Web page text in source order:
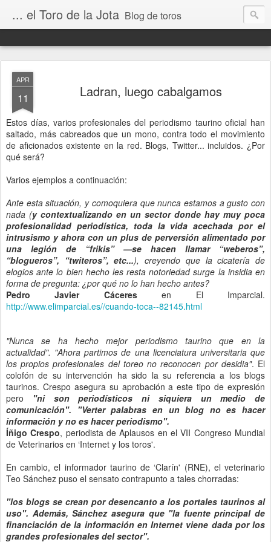
... el Toro de la Jota Blog de toros
APR
11 Ladran, luego cabalgamos
Estos días, varios profesionales del periodismo taurino oficial han
saltado, más cabreados que un mono, contra todo el movimiento
de aficionados existente en la red. Blogs, Twitter... incluidos. ¿Por
qué será?
Varios ejemplos a continuación:
Ante esta situación, y comoquiera que nunca estamos a gusto con
nada (y contextualizando en un sector donde hay muy poca
profesionalidad periodística, toda la vida acechada por el
intrusismo y ahora con un plus de perversión alimentado por
una legión de “frikis” —se hacen llamar “weberos”,
“blogueros”, “twiteros”, etc...), creyendo que la cicatería de
elogios ante lo bien hecho les resta notoriedad surge la insidia en
forma de pregunta: ¿por qué no lo han hecho antes?
Pedro Javier Cáceresen El Imparcial.
http://www.elimparcial.es//cuando-toca--82145.html
"Nunca se ha hecho mejor periodismo taurino que en la
actualidad". "Ahora partimos de una licenciatura universitaria que
los propios profesionales del toreo no reconocen por desidia". El
colofón de su intervención ha sido la su referencia a los blogs
taurinos. Crespo asegura su aprobación a este tipo de expresión
pero
"ni son periodísticos ni siquiera un medio de
comunicación". "Verter palabras en un blog no es hacer
información y no es hacer periodismo".
Íñigo Crespo, periodista de Aplausos en el VII Congreso Mundial
de Veterinarios en ‘Internet y los toros'.
En cambio, el informador taurino de ‘Clarín' (RNE), el veterinario
Teo Sánchez puso el sensato contrapunto a tales chorradas:
"los blogs se crean por desencanto a los portales taurinos al
uso". Además, Sánchez asegura que "la fuente principal de
financiación de la información en Internet viene dada por los
grandes profesionales del sector".